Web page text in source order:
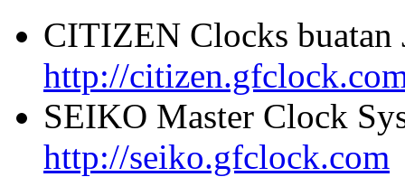
CITIZEN Clocks buatan
http://
SEIKO Master Clock
http://seiko.gfclock.com